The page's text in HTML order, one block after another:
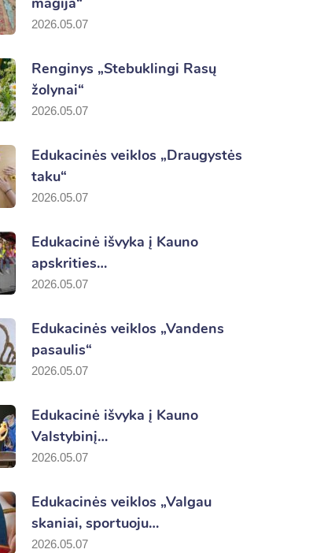
2026.05.07
Renginys „Stebuklingi Rasų
žolynai“
2026.05.07
Edukacinės veiklos „Draugystės
taku“
2026.05.07
Edukacinė išvyka į Kauno
apskrities…
2026.05.07
Edukacinės veiklos „Vandens
pasaulis“
2026.05.07
Edukacinė išvyka į Kauno
Valstybinį…
2026.05.07
Edukacinės veiklos „Valgau
skaniai, sportuoju…
2026.05.07